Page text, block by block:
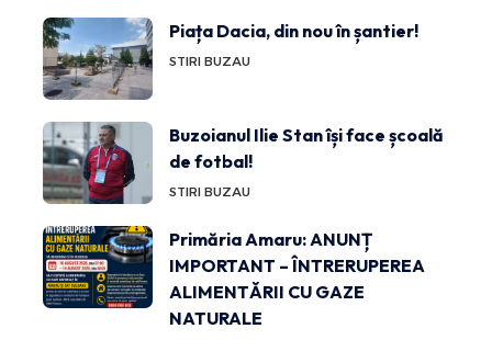
Piața Dacia, din nou în șantier!
STIRI BUZAU
Buzoianul Ilie Stan își face școală
de fotbal!
STIRI BUZAU
Primăria Amaru: ANUNȚ
IMPORTANT – ÎNTRERUPEREA
ALIMENTĂRII CU GAZE
NATURALE